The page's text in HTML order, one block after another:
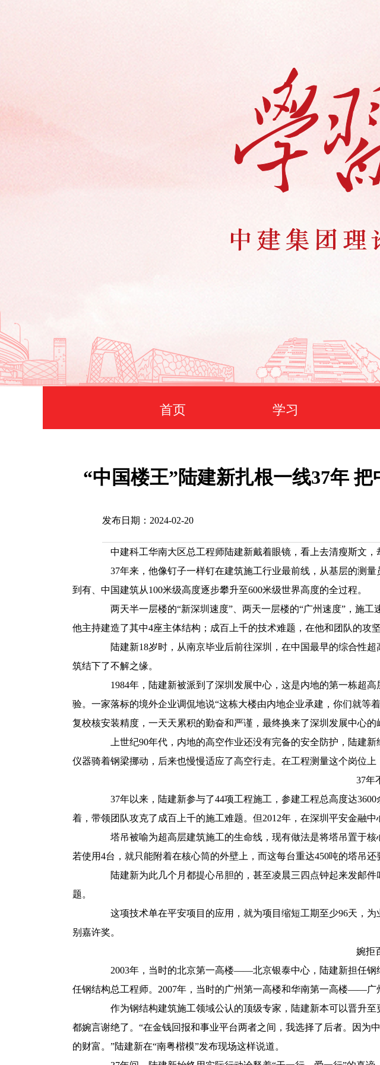
首页 学习
“中国楼王”陆建新扎根一线37年
发布日期：2024-02-20
中建科工华南大区总工程师陆建新戴着眼镜，看上去清瘦斯文，
37年来，他像钉子一样钉在建筑施工行业最前线，从基层的测量
到有、中国建筑从100米级高度逐步攀升至600米级世界高度的全过程。
两天半一层楼的“新深圳速度”、两天一层楼的“广州速度”，施工
他主持建造了其中4座主体结构；成百上千的技术难题，在他和团队的攻坚
陆建新18岁时，从南京毕业后前往深圳，在中国最早的综合性
筑结下了不解之缘。
1984年，陆建新被派到了深圳发展中心，这是内地的第一栋超高
验。一家落标的境外企业调侃地说“这栋大楼由内地企业承建，你们就等
复校核安装精度，一天天累积的勤奋和严谨，最终换来了深圳发展中心的
上世纪90年代，内地的高空作业还没有完备的安全防护，陆建新
仪器骑着钢梁挪动，后来也慢慢适应了高空行走。在工程测量这个岗位上
37年
37年以来，陆建新参与了44项工程施工，参建工程总高度达3600
着，带领团队攻克了成百上千的施工难题。但2012年，在深圳平安金融
塔吊被喻为超高层建筑施工的生命线，现有做法是将塔吊置于核
若使用4台，就只能附着在核心筒的外壁上，而这每台重达450吨的塔吊
陆建新为此几个月都提心吊胆的，甚至凌晨三四点钟起来发邮件
题。
这项技术单在平安项目的应用，就为项目缩短工期至少96天，为
别嘉许奖。
婉拒
2003年，当时的北京第一高楼——北京银泰中心，陆建新担任钢
任钢结构总工程师。2007年，当时的广州第一高楼和华南第一高楼——广
作为钢结构建筑施工领域公认的顶级专家，陆建新本可以晋升至
都婉言谢绝了。“在金钱回报和事业平台两者之间，我选择了后者。因
的财富。”陆建新在“南粤楷模”发布现场这样说道。